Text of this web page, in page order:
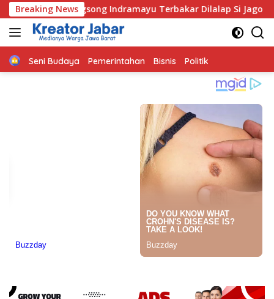
Langsung
ke
konten
Breaking News
Indramayu Terbakar Dilalap Si Jago Merah
Home
Seni Budaya Pemerintahan Bisnis Politik